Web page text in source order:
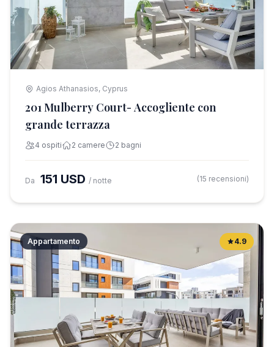
Agios Athanasios, Cyprus
201 Mulberry Court- Accogliente con
grande terrazza
4 ospiti 2 camere 2 bagni
Da 151 USD / notte (15 recensioni)
Appartamento 4.9